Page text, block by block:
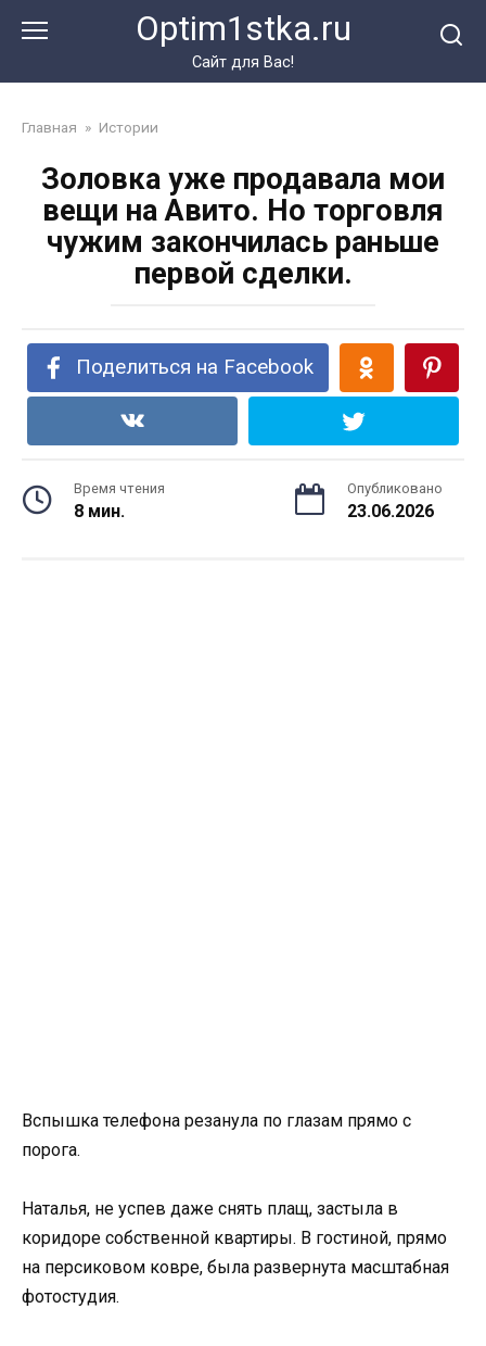
Optim1stka.ru
Сайт для Вас!
Главная » Истории
Золовка уже продавала мои
вещи на Авито. Но торговля
чужим закончилась раньше
первой сделки.
Поделиться на Facebook
Время чтения
8 мин.
Опубликовано
23.06.2026
Вспышка телефона резанула по глазам прямо с
порога.
Наталья, не успев даже снять плащ, застыла в
коридоре собственной квартиры. В гостиной, прямо
на персиковом ковре, была развернута масштабная
фотостудия.